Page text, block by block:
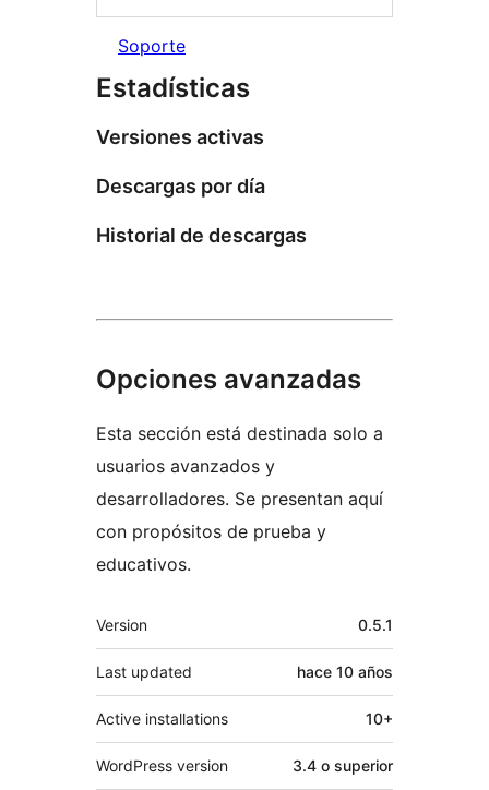
Soporte
Estadísticas
Versiones activas
Descargas por día
Historial de descargas
Opciones avanzadas
Esta sección está destinada solo a
usuarios avanzados y
desarrolladores. Se presentan aquí
con propósitos de prueba y
educativos.
Meta
Version 0.5.1
Last updated hace 10 años
Active installations 10+
WordPress version 3.4 o superior